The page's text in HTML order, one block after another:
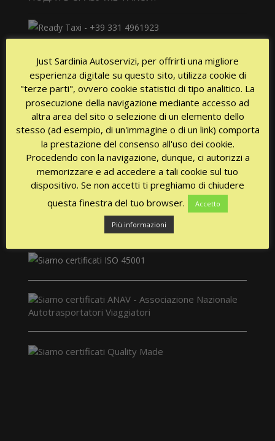
Доступность 24/24 часа каждый день!
СЕРТИФИКАТЫ
Just Sardinia Autoservizi, per offrirti una migliore
esperienza digitale su questo sito, utilizza cookie di
"terze parti", ovvero cookie statistici di tipo analitico. La
prosecuzione della navigazione mediante accesso ad
altra area del sito o selezione di un elemento dello
stesso (ad esempio, di un'immagine o di un link) comporta
la prestazione del consenso all'uso dei cookie.
Procedendo con la navigazione, dunque, ci autorizzi a
memorizzare e ad accedere a tali cookie sul tuo
dispositivo. Se non accetti ti preghiamo di chiudere
questa finestra del tuo browser.
Accetto
Più informazioni